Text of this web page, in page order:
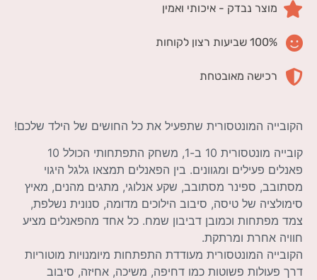
מוצר נבדק - איכותי ואמין
100% שביעות רצון לקוחות
רכישה מאובטחת
הקובייה המונטסורית שתפעיל את כל החושים של הילד שלכם!
קובייה מונטסורית 10 ב-1, משחק התפתחותי הכולל 10
פאנלים פעילים ומגוונים. בין הפאנלים תמצאו גלגל היגוי
מסתובב, ספינר מסתובב, שקע אנלוגי, מתגים מהנים, מאיץ
סימולציה של טיסה, סיבוב הילוכים מדומה, סנונית נשלפת,
צמד מפתחות וכמובן דביבון שמח. כל אחד מהפאנלים מציע
חוויה אחרת ומרתקת.
הקובייה המונטסורית מעודדת התפתחות מיומנויות מוטוריות
דרך פעולות פשוטות כמו דחיפה, משיכה, אחיזה, סיבוב